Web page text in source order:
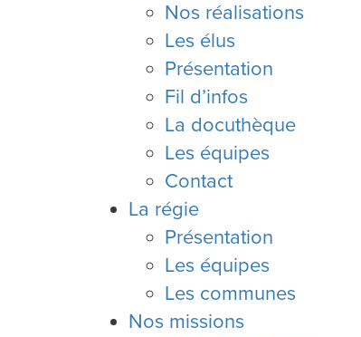
Nos réalisations
Les élus
Présentation
Fil d’infos
La docuthèque
Les équipes
Contact
La régie
Présentation
Les équipes
Les communes
Nos missions